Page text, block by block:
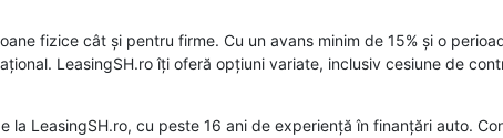
fizice cât și pentru firme. Cu un avans minim de 15% și o
LeasingSH.ro îți oferă opțiuni variate, inclusiv cesiune de
la LeasingSH.ro, cu peste 16 ani de experiență în finanțări auto.